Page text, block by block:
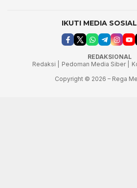
IKUTI MEDIA
REDAKSIONAL
Redaksi |
Pedoman Media Siber |
Copyright © 2026 – Rega